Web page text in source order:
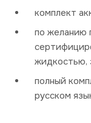
комплект
по желанию
жидкостью,
полный
русском